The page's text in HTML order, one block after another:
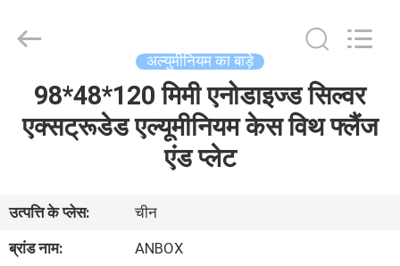
हमारे
बारे
अल्युमीनियम का बाड़े
98*48*120 मिमी एनोडाइज्ड सिल्वर
एक्सट्रूडेड एल्यूमीनियम केस विथ फ्लैंज
एंड प्लेट
उत्पत्ति के प्लेस:
चीन
ब्रांड नाम:
ANBOX